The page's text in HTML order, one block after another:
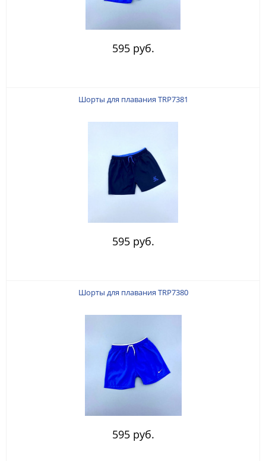
595 руб.
Шорты для плавания TRP7381
595 руб.
Шорты для плавания TRP7380
595 руб.